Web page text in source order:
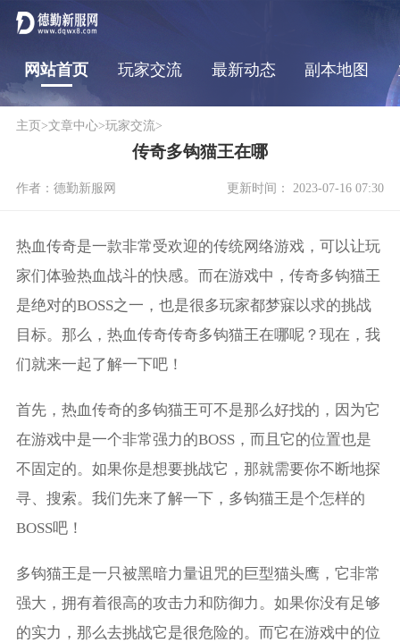
网站首页 玩家交流 最新动态 副本地图
主页>文章中心>玩家交流>
传奇多钩猫王在哪
作者：德勤新服网 更新时间： 2023-07-16 07:30
热血传奇是一款非常受欢迎的传统网络游戏，可以让玩
家们体验热血战斗的快感。而在游戏中，传奇多钩猫王
是绝对的BOSS之一，也是很多玩家都梦寐以求的挑战
目标。那么，热血传奇传奇多钩猫王在哪呢？现在，我
们就来一起了解一下吧！
首先，热血传奇的多钩猫王可不是那么好找的，因为它
在游戏中是一个非常强力的BOSS，而且它的位置也是
不固定的。如果你是想要挑战它，那就需要你不断地探
寻、搜索。我们先来了解一下，多钩猫王是个怎样的
BOSS吧！
多钩猫王是一只被黑暗力量诅咒的巨型猫头鹰，它非常
强大，拥有着很高的攻击力和防御力。如果你没有足够
的实力，那么去挑战它是很危险的。而它在游戏中的位